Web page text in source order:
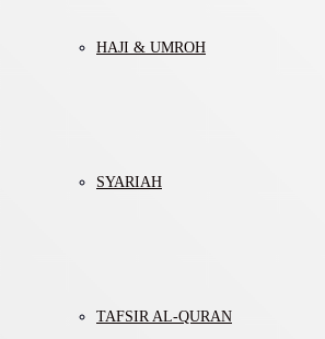
HAJI & UMROH
SYARIAH
TAFSIR AL-QURAN